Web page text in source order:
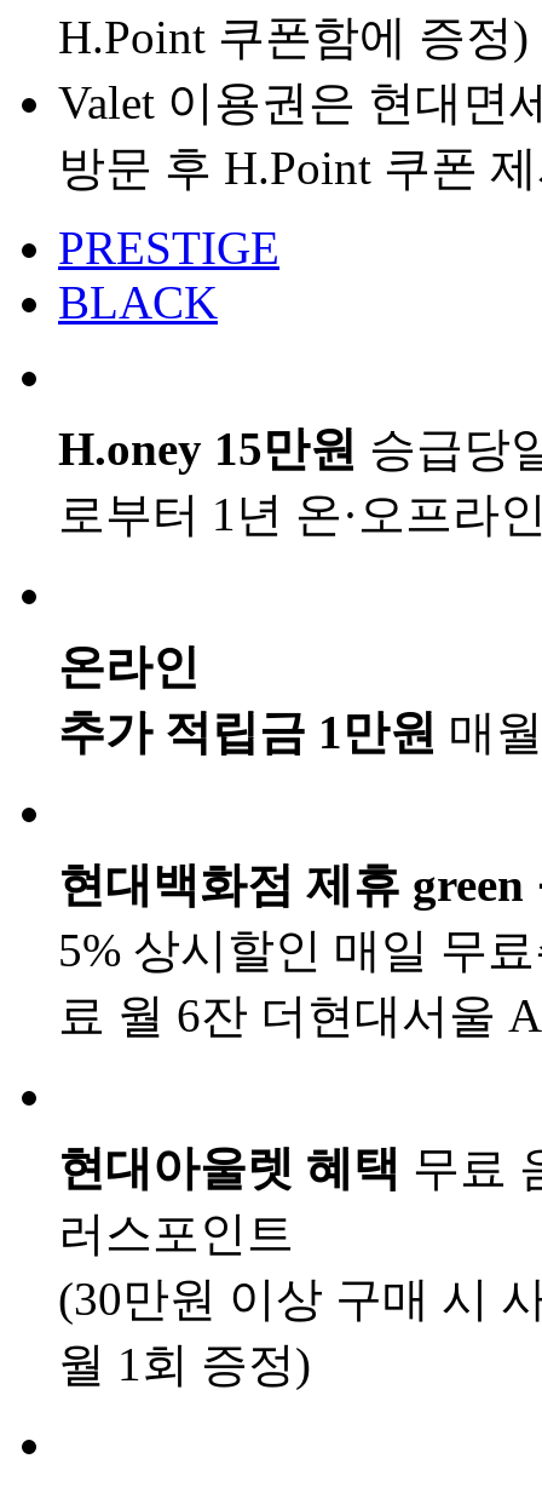
H.Point 쿠폰함에 증정)
Valet 이용권은 현대면
방문 후 H.Point 쿠폰
PRESTIGE
BLACK
H.oney 15만원 승급당
로부터 1년 온·오프라
온라인
추가 적립금 1만원 매
현대백화점 제휴 green
5% 상시할인 매일 무
료 월 6잔 더현대서울
현대아울렛 혜택 무료
러스포인트
(30만원 이상 구매 시
월 1회 증정)